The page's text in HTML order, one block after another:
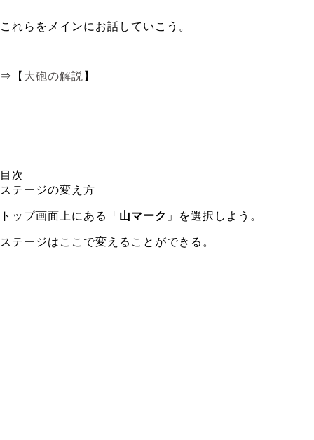
これらをメインにお話していこう。
⇒【 大砲の解説 】
目次
ステージの変え方
トップ画面上にある「 山マーク 」を選択しよう。
ステージはここで変えることができる。